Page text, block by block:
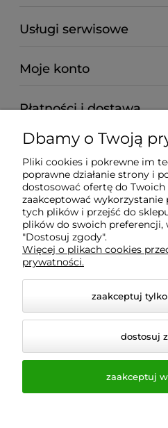
Usługi serwisowe
Moje konto
Płatności i dostawa
Informacje
O nas
Wyposażenie Gastronomii -
Sklep Gastronomiczny -
Gastronomicznego | Gdańsk -
© 2026 a-bis.pl.
Dbamy o Twoją
Pliki cookies i pokrewne im
poprawne działanie strony i
dostosować ofertę do Twoich
zaakceptować wykorzystanie
tych plików i przejść do
plików do swoich preferencji,
"Dostosuj zgody".
Więcej o plikach cookies
prywatności.
zaakceptuj
dostosuj
zaakceptuj